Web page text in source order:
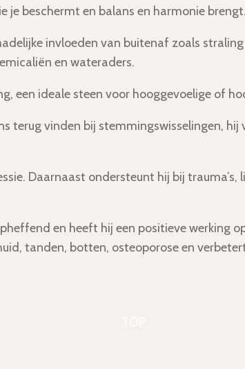
je beschermt en balans en harmonie brengt.
invloeden van buitenaf zoals
en wateraders.
een ideale steen voor hooggevoelige of
terug vinden bij stemmingswisselingen,
Daarnaast ondersteunt hij bij
en heeft hij een positieve werking
tanden, botten, osteoporose en